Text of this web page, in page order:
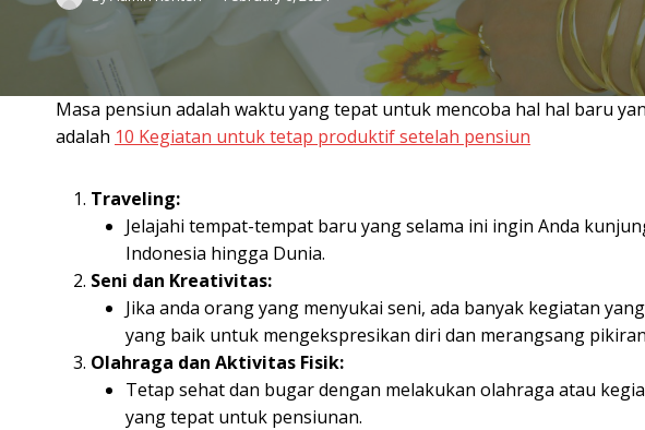
Masa pensiun adalah waktu yang tepat untuk mencoba hal hal baru
adalah 10 Kegiatan untuk tetap produktif setelah pensiun
Traveling:
Jelajahi tempat-tempat baru yang selama ini ingin Anda
Indonesia hingga Dunia.
Seni dan Kreativitas:
Jika anda orang yang menyukai seni, ada banyak kegiatan
yang baik untuk mengekspresikan diri dan merangsang
Olahraga dan Aktivitas Fisik:
Tetap sehat dan bugar dengan melakukan olahraga atau
yang tepat untuk pensiunan.